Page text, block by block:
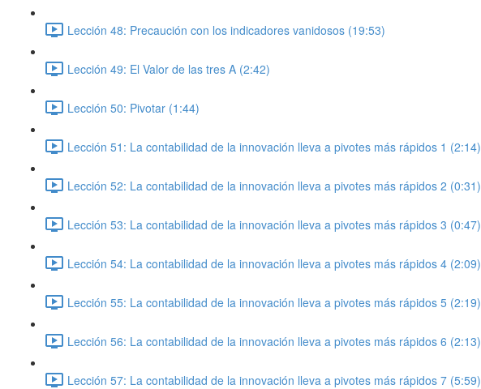
Lección 48: Precaución con los indicadores vanidosos (19:53)
Lección 49: El Valor de las tres A (2:42)
Lección 50: Pivotar (1:44)
Lección 51: La contabilidad de la innovación lleva a pivotes más rápidos 1 (2:14)
Lección 52: La contabilidad de la innovación lleva a pivotes más rápidos 2 (0:31)
Lección 53: La contabilidad de la innovación lleva a pivotes más rápidos 3 (0:47)
Lección 54: La contabilidad de la innovación lleva a pivotes más rápidos 4 (2:09)
Lección 55: La contabilidad de la innovación lleva a pivotes más rápidos 5 (2:19)
Lección 56: La contabilidad de la innovación lleva a pivotes más rápidos 6 (2:13)
Lección 57: La contabilidad de la innovación lleva a pivotes más rápidos 7 (5:59)